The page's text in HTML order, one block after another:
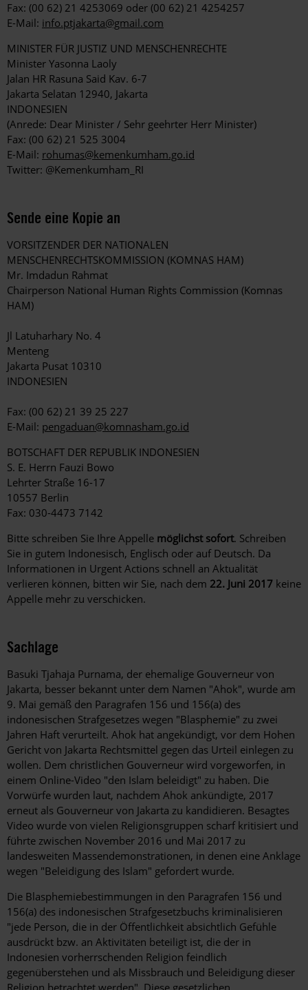
Fax: (00 62) 21 4253069 oder (00 62) 21 4254257
E-Mail: info.ptjakarta@gmail.com
MINISTER FÜR JUSTIZ UND MENSCHENRECHTE
Minister Yasonna Laoly
Jalan HR Rasuna Said Kav. 6-7
Jakarta Selatan 12940, Jakarta
INDONESIEN
(Anrede: Dear Minister / Sehr geehrter Herr Minister)
Fax: (00 62) 21 525 3004
E-Mail: rohumas@kemenkumham.go.id
Twitter: @Kemenkumham_RI
Sende eine Kopie an
VORSITZENDER DER NATIONALEN
MENSCHENRECHTSKOMMISSION (KOMNAS HAM)
Mr. Imdadun Rahmat
Chairperson National Human Rights Commission (Komnas
HAM)
Jl Latuharhary No. 4
Menteng
Jakarta Pusat 10310
INDONESIEN
Fax: (00 62) 21 39 25 227
E-Mail: pengaduan@komnasham.go.id
BOTSCHAFT DER REPUBLIK INDONESIEN
S. E. Herrn Fauzi Bowo
Lehrter Straße 16-17
10557 Berlin
Fax: 030-4473 7142
Bitte schreiben Sie Ihre Appelle möglichst sofort. Schreiben
Sie in gutem Indonesisch, Englisch oder auf Deutsch. Da
Informationen in Urgent Actions schnell an Aktualität
verlieren können, bitten wir Sie, nach dem 22. Juni 2017 keine
Appelle mehr zu verschicken.
Sachlage
Basuki Tjahaja Purnama, der ehemalige Gouverneur von
Jakarta, besser bekannt unter dem Namen "Ahok", wurde am
9. Mai gemäß den Paragrafen 156 und 156(a) des
indonesischen Strafgesetzes wegen "Blasphemie" zu zwei
Jahren Haft verurteilt. Ahok hat angekündigt, vor dem Hohen
Gericht von Jakarta Rechtsmittel gegen das Urteil einlegen zu
wollen. Dem christlichen Gouverneur wird vorgeworfen, in
einem Online-Video "den Islam beleidigt" zu haben. Die
Vorwürfe wurden laut, nachdem Ahok ankündigte, 2017
erneut als Gouverneur von Jakarta zu kandidieren. Besagtes
Video wurde von vielen Religionsgruppen scharf kritisiert und
führte zwischen November 2016 und Mai 2017 zu
landesweiten Massendemonstrationen, in denen eine Anklage
wegen "Beleidigung des Islam" gefordert wurde.
Die Blasphemiebestimmungen in den Paragrafen 156 und
156(a) des indonesischen Strafgesetzbuchs kriminalisieren
"jede Person, die in der Öffentlichkeit absichtlich Gefühle
ausdrückt bzw. an Aktivitäten beteiligt ist, die der in
Indonesien vorherrschenden Religion feindlich
gegenüberstehen und als Missbrauch und Beleidigung dieser